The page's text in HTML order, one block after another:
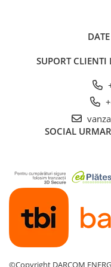
SUPORT CLIENTI
SOCIAL